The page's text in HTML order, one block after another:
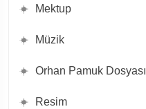
Mektup
Müzik
Orhan Pamuk Dosyası
Resim